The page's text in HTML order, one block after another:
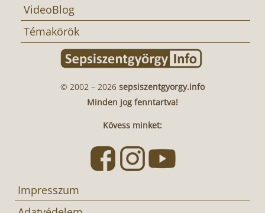
VideoBlog
Témakörök
© 2002 – 2026 sepsiszentgyorgy.info
Minden jog fenntartva!
Kövess minket:
Impresszum